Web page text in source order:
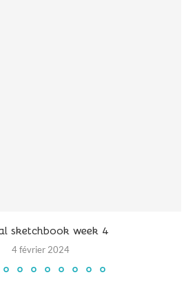
sketchbook week 4
4 février 2024